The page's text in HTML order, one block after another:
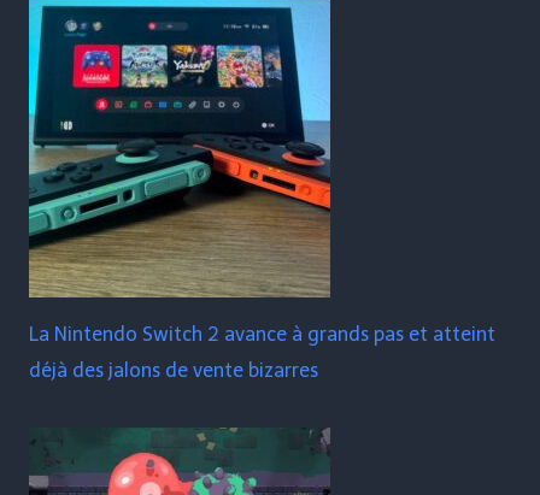
La Nintendo Switch 2 avance à grands pas et atteint
déjà des jalons de vente bizarres